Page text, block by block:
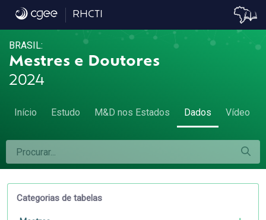
Dados RHCTI
BRASIL:
Mestres e Doutores
2024
Início Estudo M&D nos Estados Dados Vídeo
Categorias de tabelas